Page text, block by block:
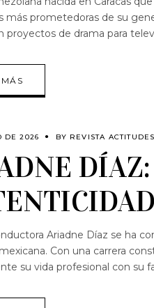
más prometedoras de su
proyectos de drama para
DE 2026 BY REVISTA ACTITUDES
Ariadne Díaz se ha
Con una carrera
su vida profesional con su